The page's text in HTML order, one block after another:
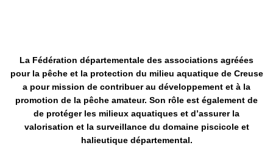
La Fédération départementale des associations agréées
pour la pêche et la protection du milieu aquatique de Creuse
a pour mission de contribuer au développement et à la
promotion de la pêche amateur. Son rôle est également de
de protéger les milieux aquatiques et d’assurer la
valorisation et la surveillance du domaine piscicole et
halieutique départemental.